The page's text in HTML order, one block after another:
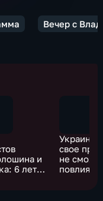
Вечер с
и
6 лет
Украина
свое
не
повлиять